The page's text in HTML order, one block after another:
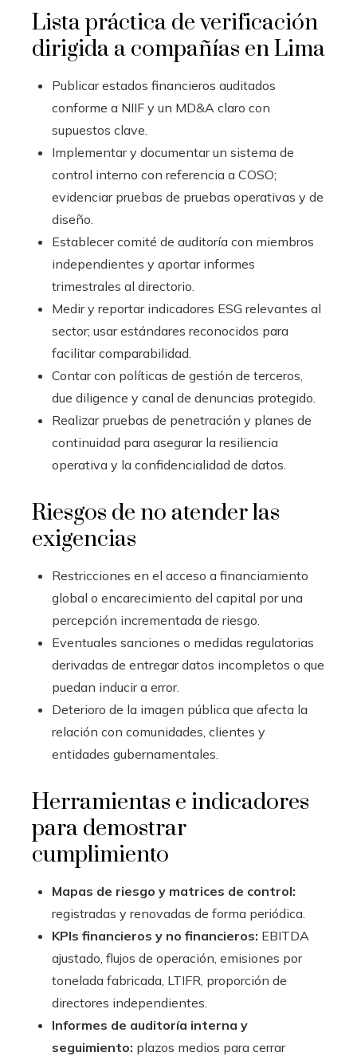
Lista práctica de verificación
dirigida a compañías en Lima
Publicar estados financieros auditados
conforme a NIIF y un MD&A claro con
supuestos clave.
Implementar y documentar un sistema de
control interno con referencia a COSO;
evidenciar pruebas de pruebas operativas y de
diseño.
Establecer comité de auditoría con miembros
independientes y aportar informes
trimestrales al directorio.
Medir y reportar indicadores ESG relevantes al
sector; usar estándares reconocidos para
facilitar comparabilidad.
Contar con políticas de gestión de terceros,
due diligence y canal de denuncias protegido.
Realizar pruebas de penetración y planes de
continuidad para asegurar la resiliencia
operativa y la confidencialidad de datos.
Riesgos de no atender las
exigencias
Restricciones en el acceso a financiamiento
global o encarecimiento del capital por una
percepción incrementada de riesgo.
Eventuales sanciones o medidas regulatorias
derivadas de entregar datos incompletos o que
puedan inducir a error.
Deterioro de la imagen pública que afecta la
relación con comunidades, clientes y
entidades gubernamentales.
Herramientas e indicadores
para demostrar
cumplimiento
Mapas de riesgo y matrices de control:
registradas y renovadas de forma periódica.
KPIs financieros y no financieros: EBITDA
ajustado, flujos de operación, emisiones por
tonelada fabricada, LTIFR, proporción de
directores independientes.
Informes de auditoría interna y
seguimiento: plazos medios para cerrar